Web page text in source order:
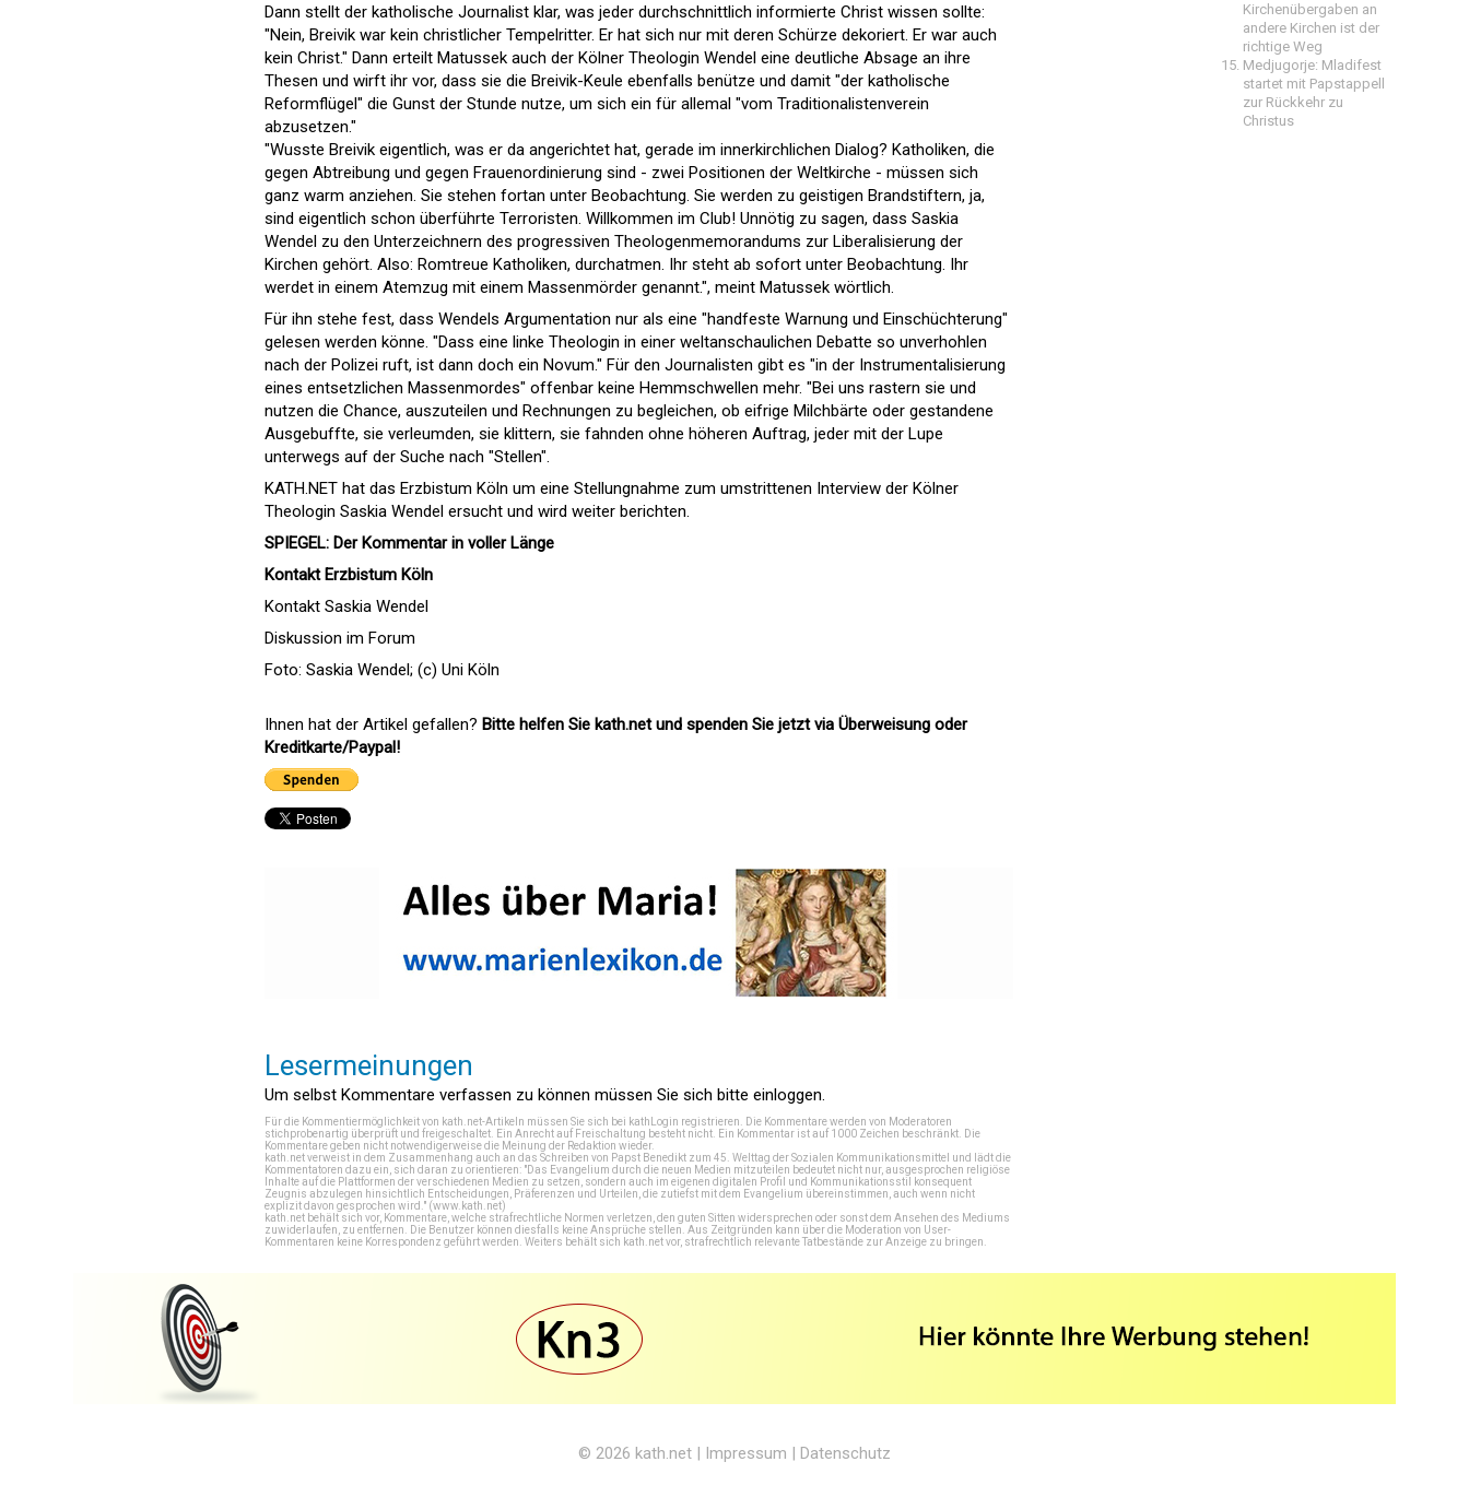
Dann stellt der katholische Journalist klar, was jeder durchschnittlich informierte Christ wissen sollte:
"Nein, Breivik war kein christlicher Tempelritter. Er hat sich nur mit deren Schürze dekoriert. Er war auch
kein Christ." Dann erteilt Matussek auch der Kölner Theologin Wendel eine deutliche Absage an ihre
Thesen und wirft ihr vor, dass sie die Breivik-Keule ebenfalls benütze und damit "der katholische
Reformflügel" die Gunst der Stunde nutze, um sich ein für allemal "vom Traditionalistenverein
abzusetzen."
"Wusste Breivik eigentlich, was er da angerichtet hat, gerade im innerkirchlichen Dialog? Katholiken, die
gegen Abtreibung und gegen Frauenordinierung sind - zwei Positionen der Weltkirche - müssen sich
ganz warm anziehen. Sie stehen fortan unter Beobachtung. Sie werden zu geistigen Brandstiftern, ja,
sind eigentlich schon überführte Terroristen. Willkommen im Club! Unnötig zu sagen, dass Saskia
Wendel zu den Unterzeichnern des progressiven Theologenmemorandums zur Liberalisierung der
Kirchen gehört. Also: Romtreue Katholiken, durchatmen. Ihr steht ab sofort unter Beobachtung. Ihr
werdet in einem Atemzug mit einem Massenmörder genannt.", meint Matussek wörtlich.
Für ihn stehe fest, dass Wendels Argumentation nur als eine "handfeste Warnung und Einschüchterung"
gelesen werden könne. "Dass eine linke Theologin in einer weltanschaulichen Debatte so unverhohlen
nach der Polizei ruft, ist dann doch ein Novum." Für den Journalisten gibt es "in der Instrumentalisierung
eines entsetzlichen Massenmordes" offenbar keine Hemmschwellen mehr. "Bei uns rastern sie und
nutzen die Chance, auszuteilen und Rechnungen zu begleichen, ob eifrige Milchbärte oder gestandene
Ausgebuffte, sie verleumden, sie klittern, sie fahnden ohne höheren Auftrag, jeder mit der Lupe
unterwegs auf der Suche nach "Stellen".
KATH.NET hat das Erzbistum Köln um eine Stellungnahme zum umstrittenen Interview der Kölner
Theologin Saskia Wendel ersucht und wird weiter berichten.
SPIEGEL: Der Kommentar in voller Länge
Kontakt Erzbistum Köln
Kontakt Saskia Wendel
Diskussion im Forum
Foto: Saskia Wendel; (c) Uni Köln
Ihnen hat der Artikel gefallen? Bitte helfen Sie kath.net und spenden Sie jetzt via Überweisung oder
Kreditkarte/Paypal!
Lesermeinungen
Um selbst Kommentare verfassen zu können müssen Sie sich bitte einloggen.
Für die Kommentiermöglichkeit von kath.net-Artikeln müssen Sie sich bei kathLogin registrieren . Die Kommentare werden von Moderatoren
stichprobenartig überprüft und freigeschaltet. Ein Anrecht auf Freischaltung besteht nicht. Ein Kommentar ist auf 1000 Zeichen beschränkt. Die
Kommentare geben nicht notwendigerweise die Meinung der Redaktion wieder.
kath.net verweist in dem Zusammenhang auch an das Schreiben von Papst Benedikt zum 45. Welttag der Sozialen Kommunikationsmittel und lädt die
Kommentatoren dazu ein, sich daran zu orientieren: "Das Evangelium durch die neuen Medien mitzuteilen bedeutet nicht nur, ausgesprochen religiöse
Inhalte auf die Plattformen der verschiedenen Medien zu setzen, sondern auch im eigenen digitalen Profil und Kommunikationsstil konsequent
Zeugnis abzulegen hinsichtlich Entscheidungen, Präferenzen und Urteilen, die zutiefst mit dem Evangelium übereinstimmen, auch wenn nicht
explizit davon gesprochen wird." (www.kath.net)
kath.net behält sich vor, Kommentare, welche strafrechtliche Normen verletzen, den guten Sitten widersprechen oder sonst dem Ansehen des Mediums
zuwiderlaufen, zu entfernen. Die Benutzer können diesfalls keine Ansprüche stellen. Aus Zeitgründen kann über die Moderation von User-
Kommentaren keine Korrespondenz geführt werden. Weiters behält sich kath.net vor, strafrechtlich relevante Tatbestände zur Anzeige zu bringen.
Kirchenübergaben an
andere Kirchen ist der
richtige Weg
Medjugorje: Mladifest
startet mit Papstappell
zur Rückkehr zu
Christus
© 2026 kath.net | Impressum | Datenschutz